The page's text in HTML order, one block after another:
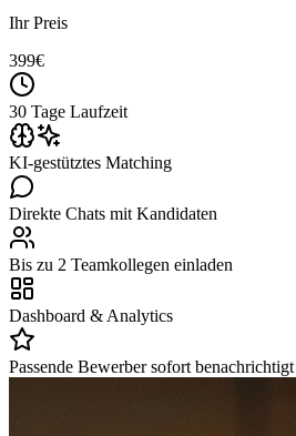
Ihr Preis
399€
30 Tage Laufzeit
KI-gestütztes Matching
Direkte Chats mit Kandidaten
Bis zu 2 Teamkollegen einladen
Dashboard & Analytics
Passende Bewerber sofort benachrichtigt